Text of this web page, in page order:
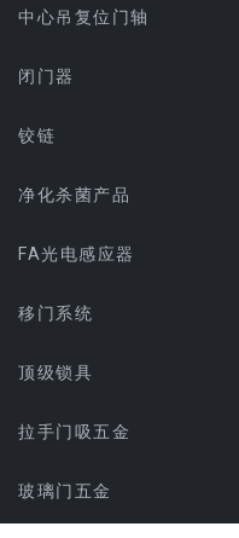
中心吊复位门轴
闭门器
铰链
净化杀菌产品
FA光电感应器
移门系统
顶级锁具
拉手门吸五金
玻璃门五金